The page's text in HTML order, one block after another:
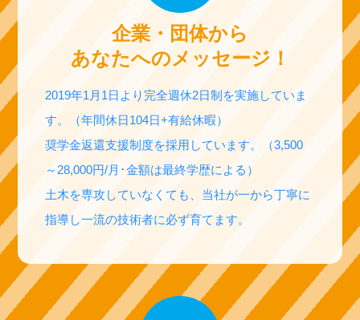
企業・団体から
あなたへのメッセージ！
2019年1月1日より完全週休2日制を実施していま
す。（年間休日104日+有給休暇）
奨学金返還支援制度を採用しています。（3,500
～28,000円/月･金額は最終学歴による）
土木を専攻していなくても、当社が一から丁寧に
指導し一流の技術者に必ず育てます。